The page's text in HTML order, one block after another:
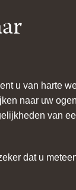
u van harte
naar uw
van
dat u